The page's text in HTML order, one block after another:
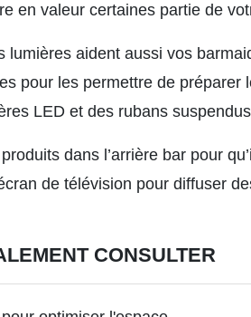
en valeur certaines partie de
lumières aident aussi vos
pour les permettre de
LED et des rubans
dans l’arrière bar pour
de télévision pour diffuser
CONSULTER